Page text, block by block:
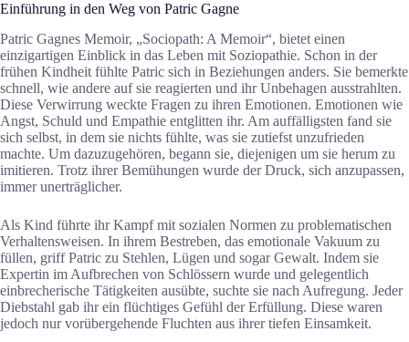
Einführung in den Weg von Patric Gagne
Patric Gagnes Memoir, „Sociopath: A Memoir“, bietet einen
einzigartigen Einblick in das Leben mit Soziopathie. Schon in der
frühen Kindheit fühlte Patric sich in Beziehungen anders. Sie bemerkte
schnell, wie andere auf sie reagierten und ihr Unbehagen ausstrahlten.
Diese Verwirrung weckte Fragen zu ihren Emotionen. Emotionen wie
Angst, Schuld und Empathie entglitten ihr. Am auffälligsten fand sie
sich selbst, in dem sie nichts fühlte, was sie zutiefst unzufrieden
machte. Um dazuzugehören, begann sie, diejenigen um sie herum zu
imitieren. Trotz ihrer Bemühungen wurde der Druck, sich anzupassen,
immer unerträglicher.
Als Kind führte ihr Kampf mit sozialen Normen zu problematischen
Verhaltensweisen. In ihrem Bestreben, das emotionale Vakuum zu
füllen, griff Patric zu Stehlen, Lügen und sogar Gewalt. Indem sie
Expertin im Aufbrechen von Schlössern wurde und gelegentlich
einbrecherische Tätigkeiten ausübte, suchte sie nach Aufregung. Jeder
Diebstahl gab ihr ein flüchtiges Gefühl der Erfüllung. Diese waren
jedoch nur vorübergehende Fluchten aus ihrer tiefen Einsamkeit.